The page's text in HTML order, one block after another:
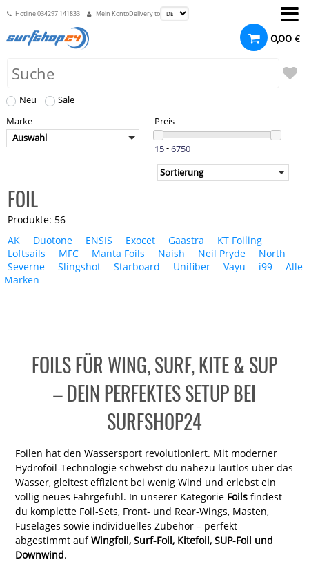
Hotline034297 141833 Mein KontoDelivery to
0,00 €
Neu
Sale
Marke
Auswahl
Preis
-
FOIL
Produkte: 56
AK
Duotone ENSIS Exocet Gaastra
KT Foiling
Loftsails
MFC Manta Foils Naish Neil Pryde
North
Severne
Slingshot Starboard Unifiber Vayu i99
Alle
Marken
FOILS FÜR WING, SURF, KITE & SUP
– DEIN PERFEKTES SETUP BEI
SURFSHOP24
Foilen hat den Wassersport revolutioniert. Mit moderner
Hydrofoil-Technologie schwebst du nahezu lautlos über das
Wasser, gleitest effizient bei wenig Wind und erlebst ein
völlig neues Fahrgefühl. In unserer Kategorie Foilsfindest
du komplette Foil-Sets, Front- und Rear-Wings, Masten,
Fuselages sowie individuelles Zubehör – perfekt
abgestimmt aufWingfoil, Surf-Foil, Kitefoil, SUP-Foil und
Downwind.